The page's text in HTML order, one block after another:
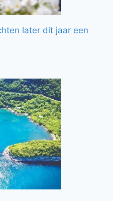
later dit jaar een